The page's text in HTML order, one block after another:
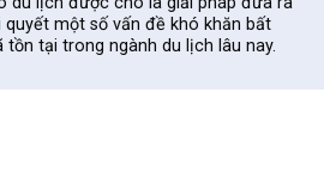
Chuyên cung cấp các thông tin về các
chuyến bay, giá vé máy bay nhanh
chóng, chính xác.